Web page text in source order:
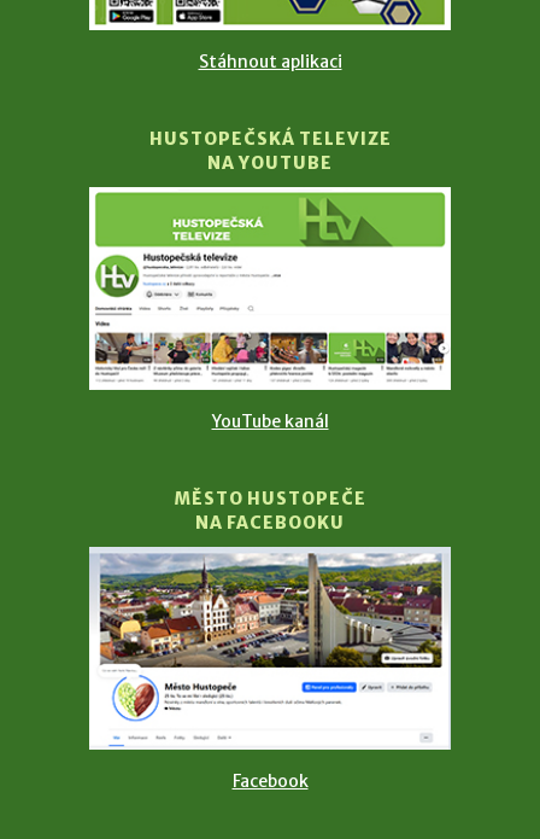
Stáhnout aplikaci
HUSTOPEČSKÁ TELEVIZE
NA YOUTUBE
YouTube kanál
MĚSTO HUSTOPEČE
NA FACEBOOKU
Facebook